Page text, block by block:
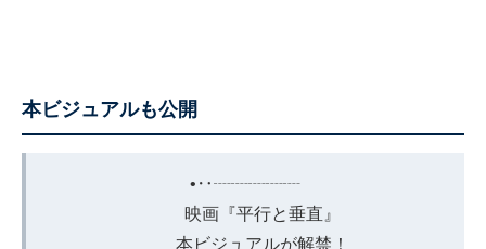
本ビジュアルも公開
•‥┈┈┈┈┈
映画『平行と垂直』
本ビジュアルが解禁！